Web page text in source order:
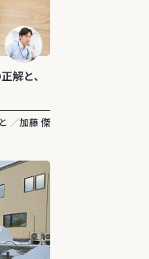
解と、
加藤 傑